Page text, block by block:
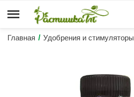
Главная / Удобрения и стимуляторы